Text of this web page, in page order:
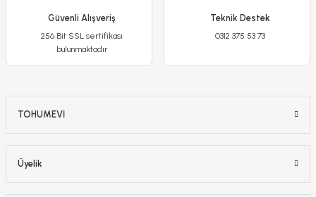
Poliwork Akasya Tekli Kolay Askı Mor Saksı - 1,50 L
Güvenli Alışveriş
256 Bit SSL sertifikası
bulunmaktadır
Teknik Destek
0312 375 53 73
TOHUMEVİ
Üyelik